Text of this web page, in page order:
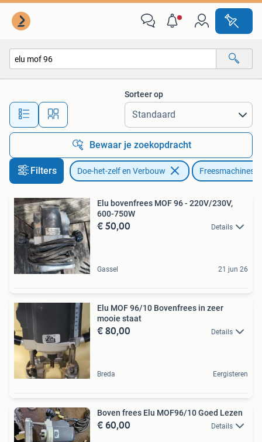
Alle afstanden…
Sorteer op
Bewaar je zoekopdracht
Filters Doe-het-zelf en Verbouw Freesmachines
Elu bovenfrees MOF 96 - 220V/230V,
600-750W
€ 50,00 Details
Gassel 21 jun 26
Elu MOF 96/10 Bovenfrees in zeer
mooie staat
€ 80,00 Details
Breda Eergisteren
Boven frees Elu MOF96/10 Goed Lezen
€ 60,00 Details